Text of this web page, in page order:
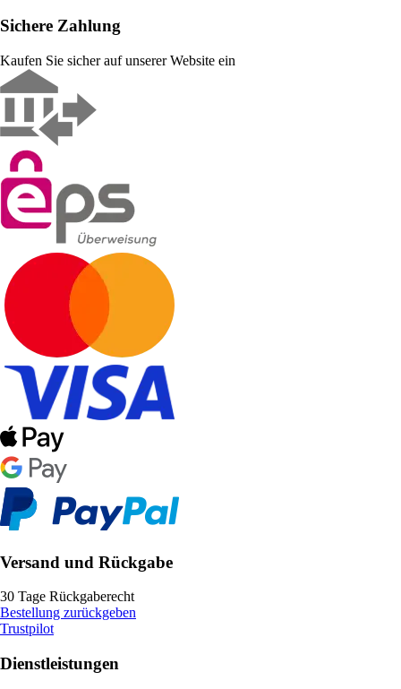
Sichere Zahlung
Kaufen Sie sicher auf unserer Website ein
Versand und Rückgabe
30 Tage Rückgaberecht
Bestellung zurückgeben
Trustpilot
Dienstleistungen